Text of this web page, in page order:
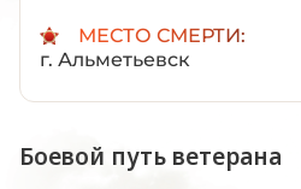
МЕСТО СМЕРТИ:
г. Альметьевск
Боевой путь ветерана